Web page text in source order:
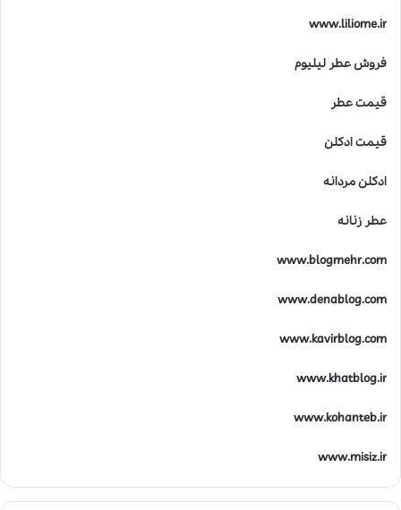
www.liliome.ir
فروش عطر لیلیوم
قیمت عطر
قیمت ادکلن
ادکلن مردانه
عطر زنانه
www.blogmehr.com
www.denablog.com
www.kavirblog.com
www.khatblog.ir
www.kohanteb.ir
www.misiz.ir